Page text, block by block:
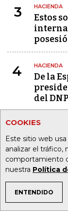
COOKIES
Este sitio web
analizar el tráfico,
comportamiento
nuestra Política
ENTENDIDO
TEMAS DE
3 HACIENDA
Estos
4 HACIENDA
De la
del DNP
5 HACIENDA
Las
nuevo
6 HACIENDA